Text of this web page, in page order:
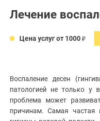
Диагностика в
Диагностика зубов
Стоматолог-
Удаление зубов
Установка абатмента
Лечение
Цена услуг от 1000
Воспаление десен
патологией не только у
проблема может
причинам. Самая частая
пн-
Найти услугу, врача
Услуги
Гигиена
полости
Акции